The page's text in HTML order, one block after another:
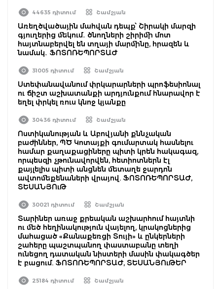
44635 դիտում Շամշյան
Առեղծվածային մահվան դեպք՝ Շիրակի մարզի
գյուղերից մեկում․ ծնողների շիրիմի մոտ
հայտնաբերվել են տղայի մարմինը, հրազեն և
նամակ․ ՖՈՏՈՌԵՊՈՐՏԱԺ
31005 դիտում Շամշյան
Ստեփանավանում փրկարարների պրոֆեսիոնալ
ու ճիշտ աշխատանքի արդյունքում հնարավոր է
եղել փրկել ռուս կնոջ կյանքը
30436 դիտում Շամշյան
Ոստիկանության և Աբովյանի քննչական
բաժիններ, ՊԾ Կոտայքի գումարտակ հասնելու
համար քաղաքացիները պիտի կրեն հակագազ,
որպեսզի չթունավորվեն, հետիոտներն էլ
քայլելիս պիտի անցնեն մետաղե ջարդոն
ավտոմեքենաների վրայով. ՖՈՏՈՌԵՊՈՐՏԱԺ,
ՏԵՍԱՆՅՈւԹ
30021 դիտում Շամշյան
Տարիներ առաջ քրեական աշխարհում հայտնի
ու մեծ հեղինակություն վայելող, կրակոցներից
մահացած «Քանաքեռցի Տույի» և ընկերների
շահերը պաշտպանող փաստաբանը տեղի
ունեցող դատական նիստերի մասին փակագծեր
է բացում. ՖՈՏՈՌԵՊՈՐՏԱԺ, ՏԵՍԱՆՅՈւԹԵՐ
25184 դիտում Շամշյան